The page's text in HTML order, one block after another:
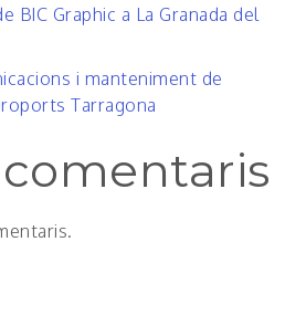
BIC Graphic a La Granada del
i manteniment de
Tarragona